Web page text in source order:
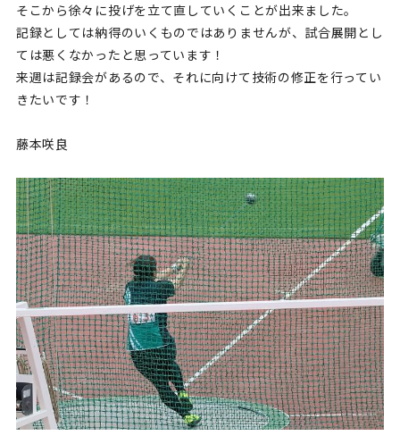
そこから徐々に投げを立て直していくことが出来ました。
記録としては納得のいくものではありませんが、試合展開とし
ては悪くなかったと思っています！
来週は記録会があるので、それに向けて技術の修正を行ってい
きたいです！
藤本咲良